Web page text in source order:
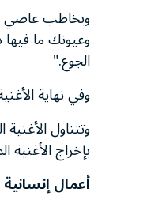
ويخاطب عاصي
وعيونك ما
الجوع."
وفي نهاية
وتتناول
بإخراج الأغنية
أعمال إنسانية